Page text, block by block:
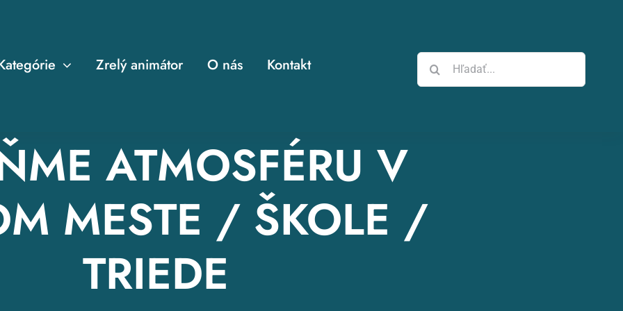
Zrelý animátor O nás Kontakt Hľadať:
ATMOSFÉRU V
MESTE / ŠKOLE /
TRIEDE